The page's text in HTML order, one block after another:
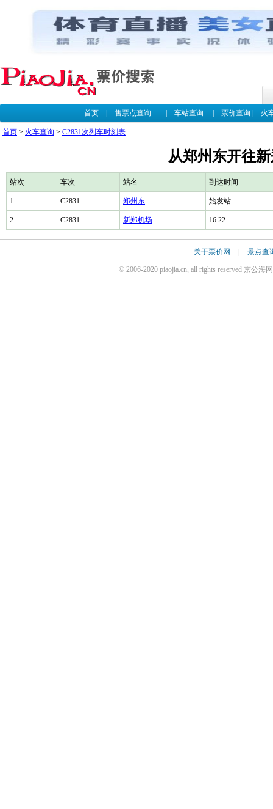
首页| 售票点查询 车站查询 票价查询 火
首页 > 火车查询 > C2831次列车时刻表
从郑州东开往
站次 车次 站名 到达时间
1 C2831 郑州东 始发站
2 C2831 新郑机场 16:22
关于票价网 景点查
© 2006-2020 piaojia.cn, all rights reserved 京公海